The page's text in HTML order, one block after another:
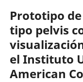
Prototipo
tipo pelvis
el Instituto
American